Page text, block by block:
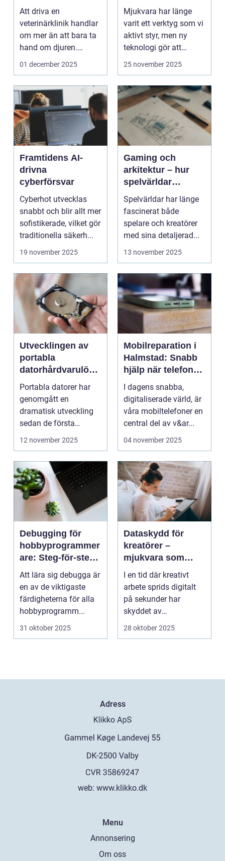
Att driva en
veterinärklinik handlar
om mer än att bara ta
hand om djuren.
Administrativa ...
01 december 2025
Mjukvara har länge
varit ett verktyg som vi
aktivt styr, men ny
teknologi gör att
program ...
25 november 2025
Framtidens AI-
drivna
cyberförsvar
Cyberhot utvecklas
snabbt och blir allt mer
sofistikerade, vilket gör
traditionella säkerh...
19 november 2025
Gaming och
arkitektur – hur
spelvärldar
inspirerar verklig
stadsplanering
Spelvärldar har länge
fascinerat både
spelare och kreatörer
med sina detaljerad...
13 november 2025
Utvecklingen av
portabla
datorhårdvarulösn
ingar
Portabla datorer har
genomgått en
dramatisk utveckling
sedan de första
bärbara model...
12 november 2025
Mobilreparation i
Halmstad: Snabb
hjälp när telefonen
gått sönder
I dagens snabba,
digitaliserade värld, är
våra mobiltelefoner en
central del av v&ar...
04 november 2025
Debugging för
hobbyprogrammer
are: Steg-för-steg-
metoder
Att lära sig debugga är
en av de viktigaste
färdigheterna för alla
hobbyprogramm...
31 oktober 2025
Dataskydd för
kreatörer –
mjukvara som
skyddar
intellektuellt
kapital
I en tid där kreativt
arbete sprids digitalt
på sekunder har
skyddet av
intellektuellt ka...
28 oktober 2025
Adress
web: www.klikko.dk
Menu
Annonsering
Om oss